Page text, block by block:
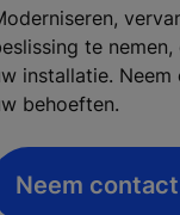
te
installatie.
behoeften.
Neem